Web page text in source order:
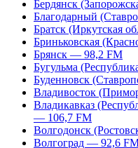
Бердянск
Благодарный
Братск (Иркутская
Бриньковская
Брянск — 98,2 FM
Бугульма
Буденновск
Владивосток
Владикавказ
— 106,7 FM
Волгодонск
Волгоград — 92,6